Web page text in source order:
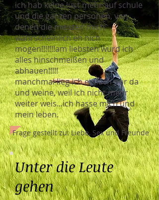
ich hab keine lust mehr auf schule
und die ganzen personen, von
denen die meisten mich
wahrscheinlich eh nich
mögen!!!!!!!am liebsten würd ich
alles hinschmeißen und
abhauen!!!!!
manchmal lieg ich einfach nur da
und weine, weil ich nicht mehr
weiter weis...ich hasse mich und
mein leben.
Frage gestellt zu: Liebe, Sex und Freunde
Unter die Leute
gehen